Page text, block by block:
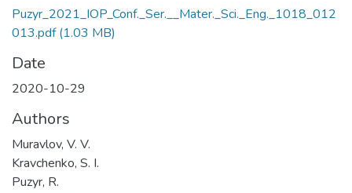
Puzyr_2021_IOP_Conf._Ser.__Mater._Sci._Eng._1018_012
013.pdf(1.03 MB)
Date
2020-10-29
Authors
Muravlov, V. V.
Kravchenko, S. I.
Puzyr, R.